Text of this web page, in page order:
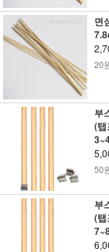
면
20
부
(탭
50
부
(탭